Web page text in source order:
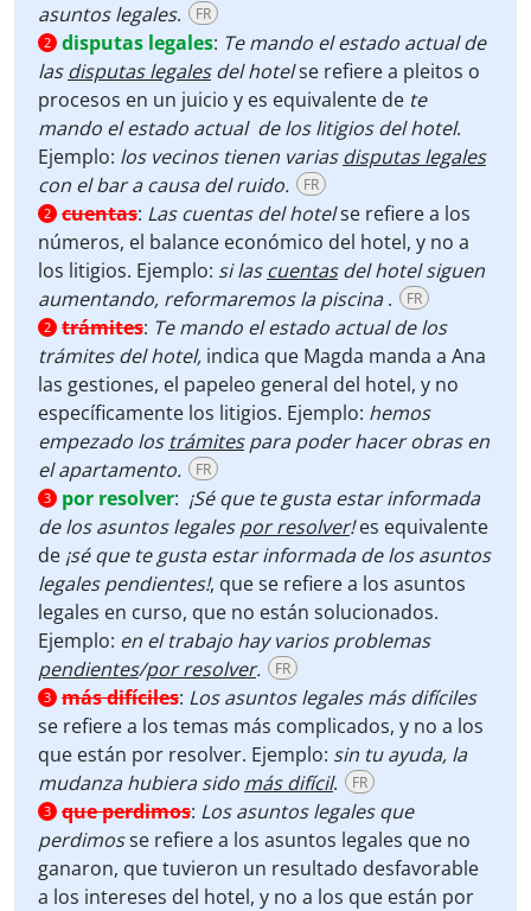
asuntos legales. FR
2 disputas legales: Te mando el estado actual de
lasdisputas legalesdel hotelse refiere a pleitos o
procesos en un juicio y es equivalente de te
mando el estado actual de los litigios del hotel.
Ejemplo: los vecinos tienen variasdisputas legales
con el bar a causa del ruido.
FR
2 cuentas: Las cuentas del hotelse refiere a los
números, el balance económico del hotel, y no a
los litigios. Ejemplo: si lascuentasdel hotel siguen
aumentando, reformaremos la piscina. FR
2 trámites: Te mando el estado actual de los
trámites del hotel, indica que Magda manda a Ana
las gestiones, el papeleo general del hotel, y no
específicamente los litigios. Ejemplo: hemos
empezado los trámitespara poder hacer obras en
el apartamento.
FR
3 por resolver: ¡Sé que te gusta estar informada
de los asuntos legalespor resolver!es equivalente
de ¡sé que te gusta estar informada de los asuntos
legales pendientes!, que se refiere a los asuntos
legales en curso, que no están solucionados.
Ejemplo: en el trabajo hay varios problemas
pendientes/por resolver. FR
3 más difíciles: Los asuntos legales más difíciles
se refiere a los temas más complicados, y no a los
que están por resolver. Ejemplo: sin tu ayuda, la
mudanza hubiera sido más difícil. FR
3 que perdimos: Los asuntos legales que
perdimosse refiere a los asuntos legales que no
ganaron, que tuvieron un resultado desfavorable
a los intereses del hotel, y no a los que están por